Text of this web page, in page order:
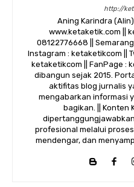
http://
Aning Karindra (Alin)
www.ketaketik.com ||
08122776668 ||
Instagram : ketaketikcom ||
ketaketikcom || FanPage :
dibangun sejak 2015.
aktifitas blog jurnalis
mengabarkan informasi
bagikan. || Konten
profesional melalui
mendengar, dan